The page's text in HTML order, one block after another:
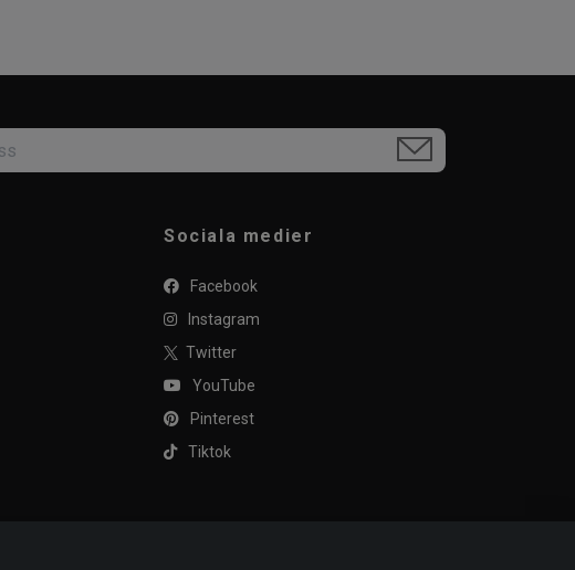
Sociala medier
Facebook
Instagram
Twitter
YouTube
Pinterest
Tiktok